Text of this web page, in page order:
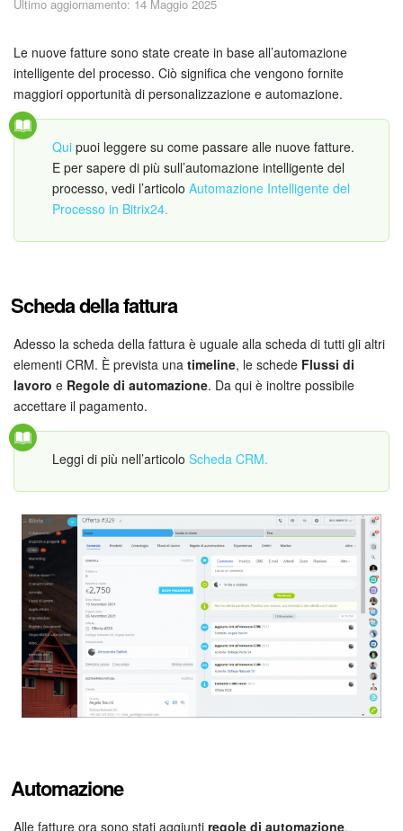
Piani e pagamento
Sicurezza in Bitrix24
Come iniziare?
CoPilot: IA in Bitrix24
Feed
Calendario
Bitrix24 Drive
Webmail
Incarichi e progetti
Progetti IA
CRM
Prenotazione online
Contact Center
Sales Center
Generatore BI
Ultimo aggiornamento: 14 Maggio 2025
Le nuove fatture sono state create in base all’automazione
intelligente del processo. Ciò significa che vengono fornite
maggiori opportunità di personalizzazione e automazione.
Qui puoi leggere su come passare alle nuove fatture.
E per sapere di più sull’automazione intelligente del
processo, vedi l’articolo Automazione Intelligente del
Processo in Bitrix24.
Scheda della fattura
Adesso la scheda della fattura è uguale alla scheda di tutti gli altri
elementi CRM. È prevista una timeline, le schede Flussi di
lavoro e Regole di automazione. Da qui è inoltre possibile
accettare il pagamento.
Leggi di più nell’articolo Scheda CRM.
Automazione
Alle fatture ora sono stati aggiunti regole di automazione,